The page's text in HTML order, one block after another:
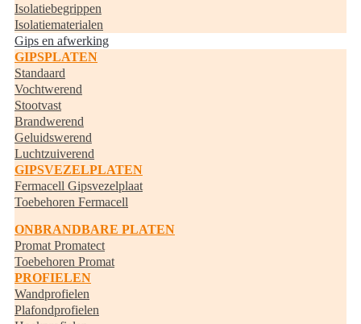
Isolatiebegrippen
Isolatiematerialen
Gips en afwerking
GIPSPLATEN
Standaard
Vochtwerend
Stootvast
Brandwerend
Geluidswerend
Luchtzuiverend
GIPSVEZELPLATEN
Fermacell Gipsvezelplaat
Toebehoren Fermacell
ONBRANDBARE PLATEN
Promat Promatect
Toebehoren Promat
PROFIELEN
Wandprofielen
Plafondprofielen